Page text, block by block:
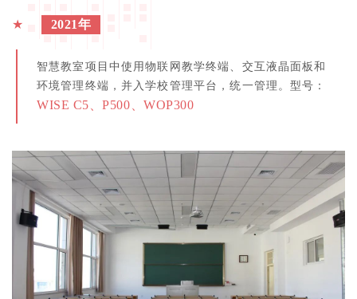
★ 2021年
智慧教室项目中使用物联网教学终端、交互液晶面板和
环境管理终端，并入学校管理平台，统一管理。型号：
WISE C5、P500、WOP300